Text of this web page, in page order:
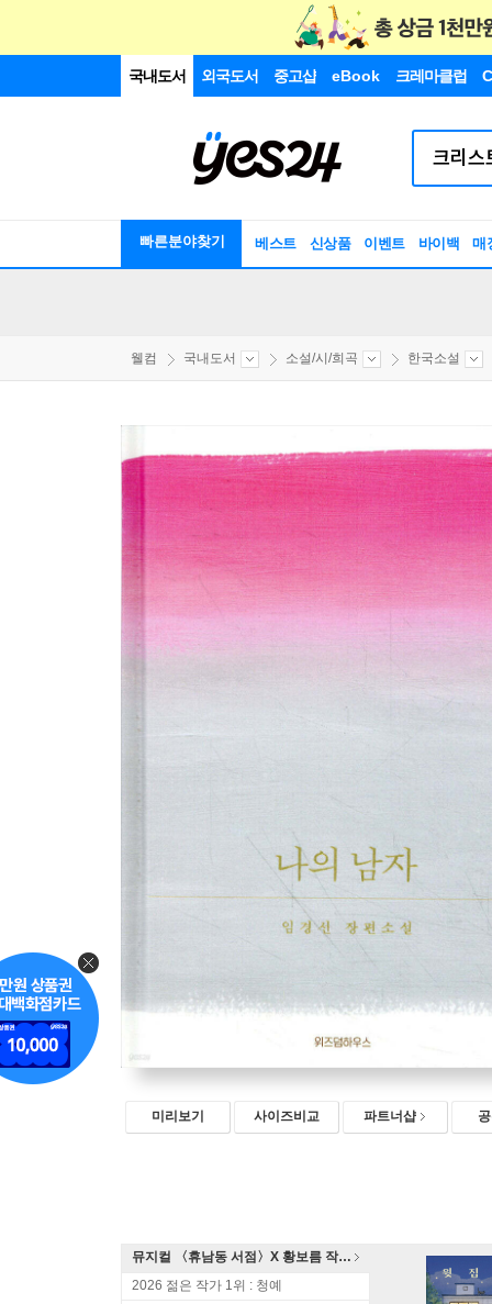
국내도서 외국도서 중고샵 eBook 크레마클럽
빠른분야찾기 베스트 신상품 이벤트 바이백 매
웰컴 국내도서 소설/시/희곡 한국소설
미리보기 사이즈비교 파트너샵
뮤지컬 〈휴남동 서점〉X 황보름 작가 북토크
2026 젊은 작가 1위 : 청예